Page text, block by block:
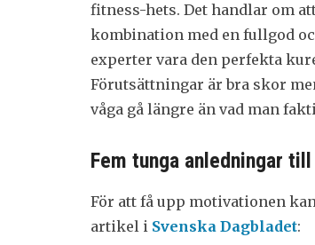
fitness-hets. Det handlar om
kombination med en fullgod
experter vara den perfekta
Förutsättningar är bra skor
våga gå längre än vad man
Fem tunga anledningar
För att få upp motivationen
artikel i Svenska Dagbladet: